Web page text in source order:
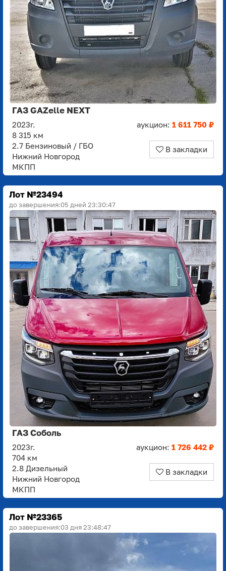
ГАЗ GAZelle NEXT
2023г.
8 315 км
2.7 Бензиновый / ГБО
Нижний Новгород
МКПП
аукцион: 1 611 750 ₽
В закладки
Лот №23494
до завершения:05 дней 23:30:45
ГАЗ Соболь
2023г.
704 км
2.8 Дизельный
Нижний Новгород
МКПП
аукцион: 1 726 442 ₽
В закладки
Лот №23365
до завершения:03 дня 23:48:45